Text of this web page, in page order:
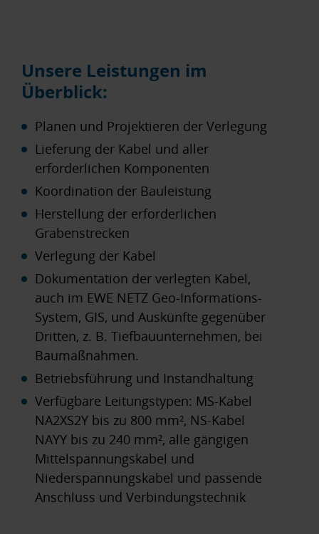
Unsere Leistungen im
Überblick:
Planen und Projektieren der Verlegung
Lieferung der Kabel und aller
erforderlichen Komponenten
Koordination der Bauleistung
Herstellung der erforderlichen
Grabenstrecken
Verlegung der Kabel
Dokumentation der verlegten Kabel,
auch im EWE NETZ Geo-Informations-
System, GIS, und Auskünfte gegenüber
Dritten, z. B. Tiefbauunternehmen, bei
Baumaßnahmen.
Betriebsführung und Instandhaltung
Verfügbare Leitungstypen: MS-Kabel
NA2XS2Y bis zu 800 mm², NS-Kabel
NAYY bis zu 240 mm², alle gängigen
Mittelspannungskabel und
Niederspannungskabel und passende
Anschluss und Verbindungstechnik